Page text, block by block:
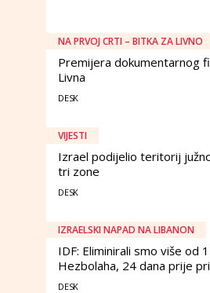
NA PRVOJ CRTI – BITKA ZA LIVNO
Premijera dokumentarnog
Livna
DESK
VIJESTI
Izrael podijelio teritorij
tri zone
DESK
IZRAELSKI NAPAD NA LIBANON
IDF: Eliminirali smo više od
Hezbolaha, 24 dana prije
DESK